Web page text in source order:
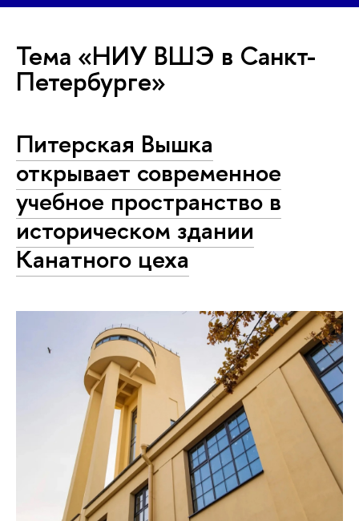
Тема «НИУ ВШЭ в Санкт-
Петербурге»
Питерская Вышка
открывает современное
учебное пространство в
историческом здании
Канатного цеха